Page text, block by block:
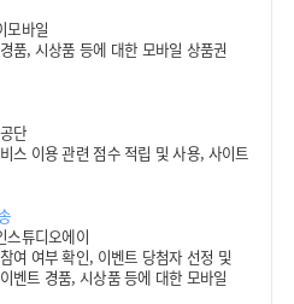
모바일
품, 시상품 등에 대한 모바일 상품권
단
스 이용 관련 점수 적립 및 사용, 사이트
스튜디오에이
여 여부 확인, 이벤트 당첨자 선정 및
벤트 경품, 시상품 등에 대한 모바일